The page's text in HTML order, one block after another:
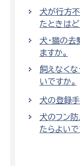
犬が行方
たときはど
犬・猫の去
ますか。
飼えなくな
いですか。
犬の登録
犬のフン
たらよいで